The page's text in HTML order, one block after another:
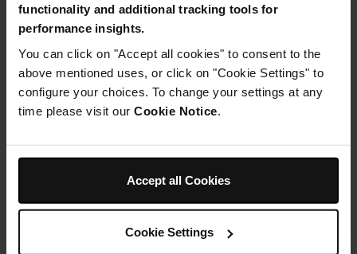
functionality and additional tracking tools for
performance insights.
You can click on "Accept all cookies" to consent to the
above mentioned uses, or click on "Cookie Settings" to
configure your choices. To change your settings at any
time please visit our Cookie Notice
Accept all Cookies
Cookie Settings
Instructions
Étape 1
souhaité d'œufs sur la grille.
la valve de relâchement de la pression est en position
SEAL. Sélectionnez PRESSION et réglez-la sur HAUT.
Réglez la durée à 3 minutes. Sélectionnez START/STOP